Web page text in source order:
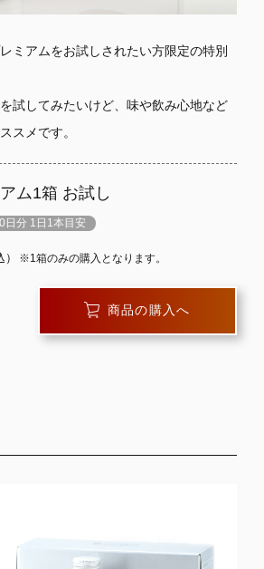
ミアムをお試しされたい方限定の特別
試してみたいけど、味や飲み心地など
スメです。
ム1箱 お試し
日分 1日1本目安
※1箱のみの購入となります。
商品の購入へ